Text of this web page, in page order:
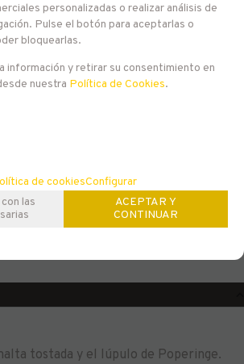
21.00%IVA incluido
tostada y el lúpulo de Poperinge.
personalizadas o realizar análisis de
Pulse el botón para aceptarlas o
bloquearlas.
información y retirar su consentimiento en
nuestra Política de Cookies.
de cookiesConfigurar
las
ACEPTAR Y
CONTINUAR